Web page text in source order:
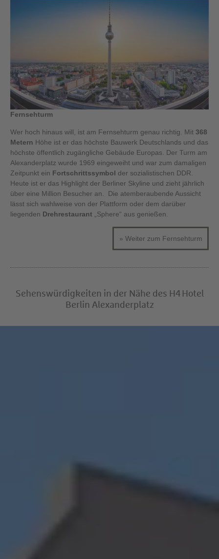
Fernsehturm
Wer hoch hinaus will, ist am Fernsehturm genau richtig. Mit 368
Metern Höhe ist er das höchste Bauwerk Deutschlands und das
höchste öffentlich zugängliche Gebäude Europas. Der Turm am
Alexanderplatz wurde 1969 eingeweiht und war zum damaligen
Zeitpunkt ein Fortschrittssymbol der sozialistischen DDR.
Heute ist er das Highlight der Berliner Skyline und zieht jährlich
über eine Million Besucher an. Die atemberaubende Aussicht
lässt sich wahlweise von der Plattform oder dem darüber
liegenden Drehrestaurant „Sphere“ aus genießen.
» Weiter zum Fernsehturm
Sehenswürdigkeiten in der Nähe des H4 Hotel
Berlin Alexanderplatz